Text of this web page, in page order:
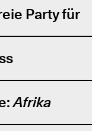
Party für
Afrika